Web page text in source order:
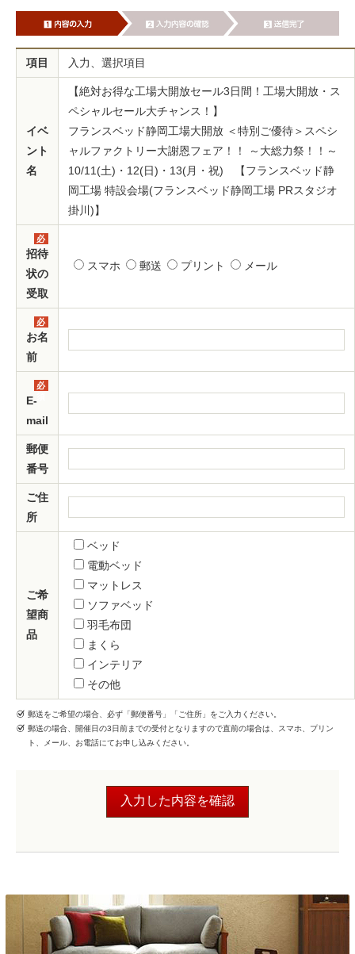
項目 入力、選択項目
イベ
ント
名
【絶対お得な工場大開放セール3日間！工場大開放・ス
ペシャルセール大チャンス！】
フランスベッド静岡工場大開放 ＜特別ご優待＞スペシ
ャルファクトリー大謝恩フェア！！ ～大総力祭！！～
10/11(土)・12(日)・13(月・祝) 【フランスベッド静
岡工場 特設会場(フランスベッド静岡工場 PRスタジオ
掛川)】
必
須
招待
状の
受取
スマホ 郵送 プリント メール
必
須
お名
前
必
E-
mail
郵便
番号
ご住
所
ご希
望商
品
ベッド
電動ベッド
マットレス
ソファベッド
羽毛布団
まくら
インテリア
その他
郵送をご希望の場合、必ず「郵便番号」「ご住所」をご入力ください。
郵送の場合、開催日の3日前までの受付となりますので直前の場合は、スマホ、プリン
ト、メール、お電話にてお申し込みください。